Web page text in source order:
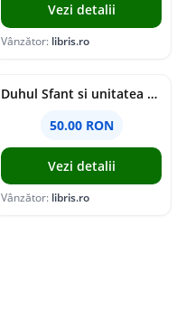
Vezi detalii
Vânzător: libris.ro
Duhul Sfant si unitatea Bisericii. Jurnal de Conciliu - Andre Scrima
50.00 RON
Vezi detalii
Vânzător: libris.ro